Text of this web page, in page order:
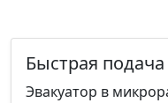
Быстрая подача
Эвакуатор в